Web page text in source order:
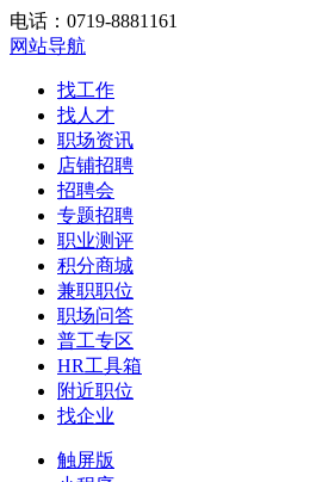
电话：0719-8881161
网站导航
找工作
找人才
职场资讯
店铺招聘
招聘会
专题招聘
职业测评
积分商城
兼职职位
职场问答
普工专区
HR工具箱
附近职位
找企业
触屏版